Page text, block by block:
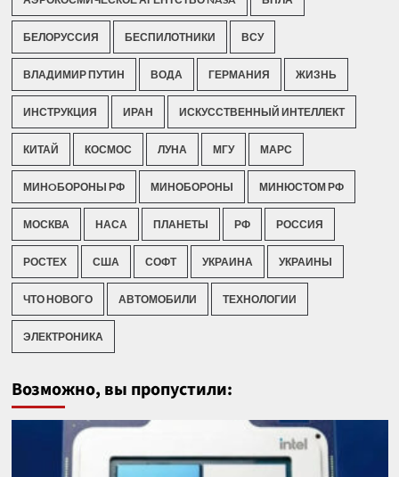
БЕЛОРУССИЯ БЕСПИЛОТНИКИ ВСУ
ВЛАДИМИР ПУТИН ВОДА ГЕРМАНИЯ ЖИЗНЬ
ИНСТРУКЦИЯ ИРАН ИСКУССТВЕННЫЙ ИНТЕЛЛЕКТ
КИТАЙ КОСМОС ЛУНА МГУ МАРС
МИНOБОРОНЫ РФ МИНОБОРОНЫ МИНЮСТОМ РФ
МОСКВА НАСА ПЛАНЕТЫ РФ РОССИЯ
РОСТЕХ США СОФТ УКРАИНА УКРАИНЫ
ЧТО НОВОГО АВТОМОБИЛИ ТЕХНОЛОГИИ
ЭЛЕКТРОНИКА
Возможно, вы пропустили: